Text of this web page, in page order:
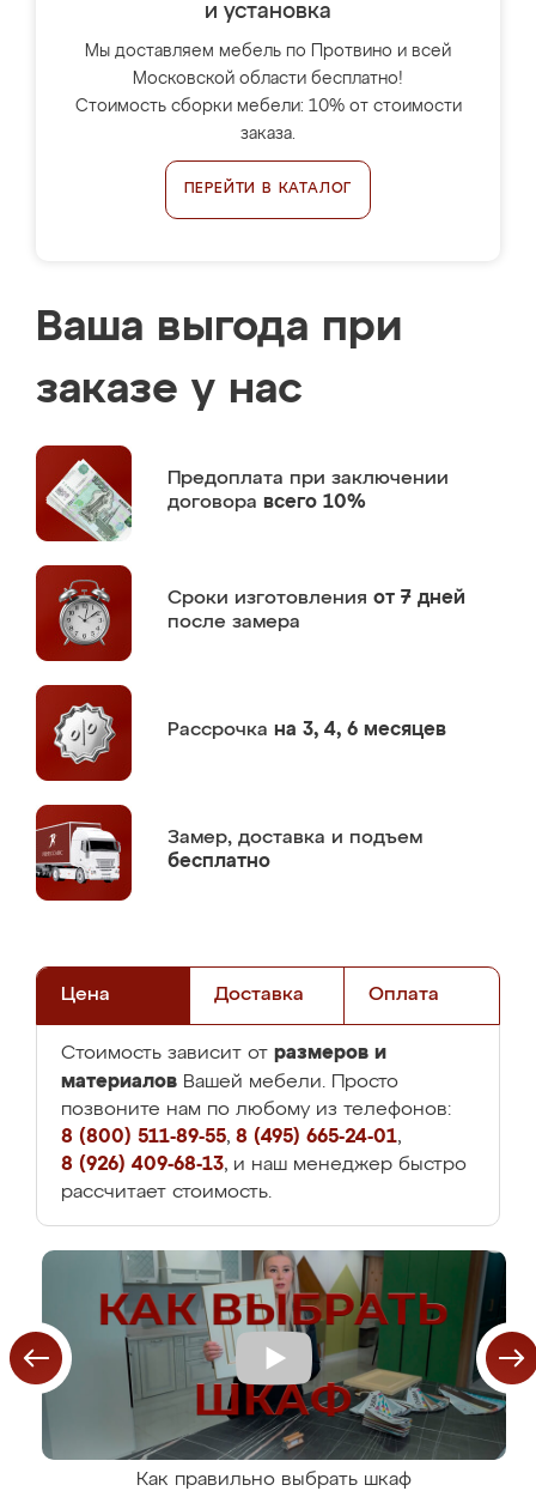
и установка
Мы доставляем мебель по Протвино и всей
Московской области бесплатно!
Стоимость сборки мебели: 10% от стоимости
заказа.
ПЕРЕЙТИ В КАТАЛОГ
Ваша выгода при
заказе у нас
Предоплата при заключении
договора всего 10%
Сроки изготовления от 7 дней
после замера
Рассрочка на 3, 4, 6 месяцев
Замер, доставка и подъем
бесплатно
Цена Доставка Оплата
Стоимость зависит от размеров и
материалов Вашей мебели. Просто
позвоните нам по любому из телефонов:
8 (800) 511-89-55, 8 (495) 665-24-01,
8 (926) 409-68-13, и наш менеджер быстро
рассчитает стоимость.
Как правильно выбрать шкаф